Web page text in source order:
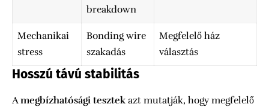
breakdown
Mechanikai
stress
Bonding wire
szakadás
Megfelelő ház
választás
Hosszú távú stabilitás
Amegbízhatósági tesztekazt mutatják, hogy megfelelő